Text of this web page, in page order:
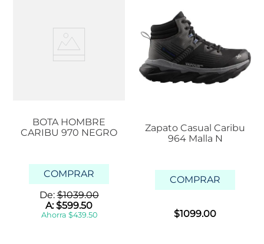
BOTA HOMBRE
CARIBU 970 NEGRO
COMPRAR
De:$1039.00
A:$599.50
Ahorra $439.50
Zapato Casual Caribu
964 Malla N
COMPRAR
$1099.00